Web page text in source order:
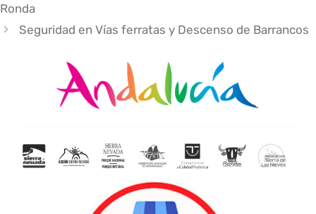
Ronda
Seguridad en Vías ferratas y Descenso de Barrancos